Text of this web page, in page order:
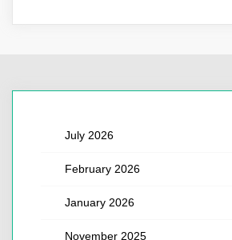
July 2026
February 2026
January 2026
November 2025